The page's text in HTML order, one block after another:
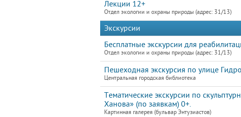
Лекции 12+
Отдел экологии и охраны природы (адрес: 31/13)
Экскурсии
Бесплатные экскурсии для
Отдел экологии и охраны природы (адрес: 31/13)
Пешеходная экскурсия по улице
Центральная городская библиотека
Тематические экскурсии по
Ханова» (по заявкам) 0+.
Картинная галерея (бульвар Энтузиастов)